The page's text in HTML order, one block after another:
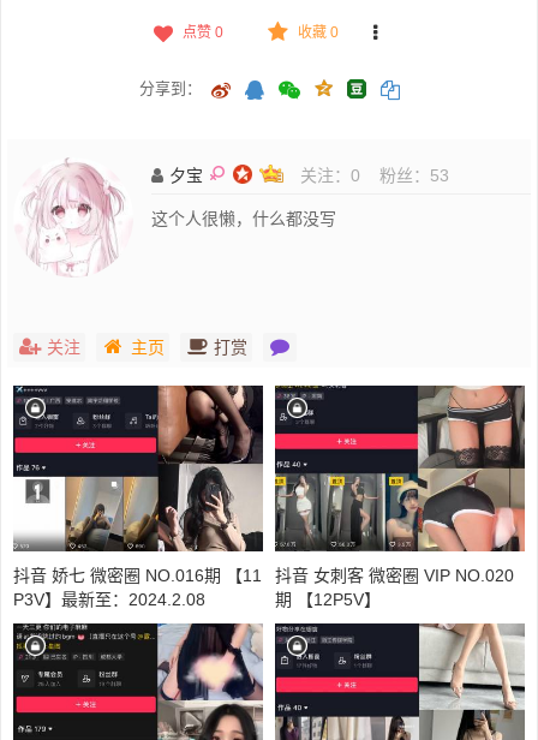
点赞 0 收藏 0
分享到：
夕宝 关注： 0 粉丝： 53
这个人很懒，什么都没写
关注 主页 打赏
抖音 娇七 微密圈 NO.016期 【11
P3V】最新至：2024.2.08
抖音 女刺客 微密圈 VIP NO.020
期 【12P5V】